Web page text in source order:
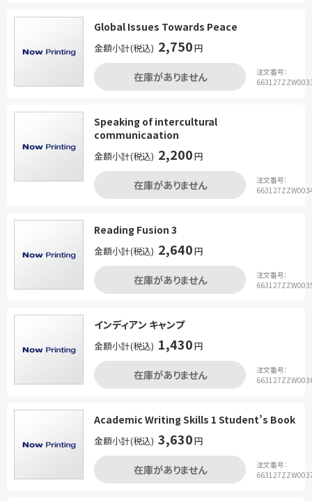
Global Issues Towards Peace
金額小計(税込) 2,750円
在庫がありません
注文番号：
Speaking of intercultural
communicaation
金額小計(税込) 2,200円
在庫がありません
注文番号：
Reading Fusion 3
金額小計(税込) 2,640円
在庫がありません
注文番号：
インディアン キャンプ
金額小計(税込) 1,430円
在庫がありません
注文番号：
Academic Writing Skills 1 Student’s Book
金額小計(税込) 3,630円
在庫がありません
注文番号：